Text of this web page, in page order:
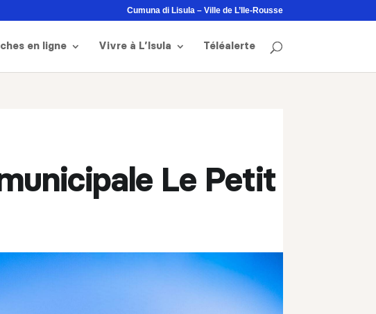
Cumuna di Lisula – Ville de L’Ile-Rousse
en ligne Vivre à L’Isula Téléalerte
Le Petit